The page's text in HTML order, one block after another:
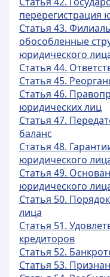
перерегистрация
Статья 43.
обособленные
юридического
Статья 44.
Статья 45.
Статья 46.
юридических лиц
Статья 47.
баланс
Статья 48.
юридического
Статья 49.
юридического
Статья 50.
лица
Статья 51.
кредиторов
Статья 52.
Статья 53.